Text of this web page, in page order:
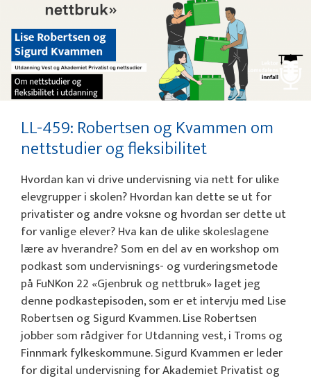
LL-459: Robertsen og Kvammen om
nettstudier og fleksibilitet
Hvordan kan vi drive undervisning via nett for ulike
elevgrupper i skolen? Hvordan kan dette se ut for
privatister og andre voksne og hvordan ser dette ut
for vanlige elever? Hva kan de ulike skoleslagene
lære av hverandre? Som en del av en workshop om
podkast som undervisnings- og vurderingsmetode
på FuNKon 22 «Gjenbruk og nettbruk» laget jeg
denne podkastepisoden, som er et intervju med Lise
Robertsen og Sigurd Kvammen. Lise Robertsen
jobber som rådgiver for Utdanning vest, i Troms og
Finnmark fylkeskommune. Sigurd Kvammen er leder
for digital undervisning for Akademiet Privatist og